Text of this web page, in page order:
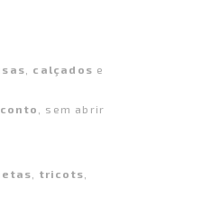
calçados e
, sem abrir
tricots